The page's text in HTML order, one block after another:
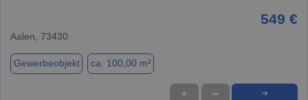
549 €
Aalen, 73430
Gewerbeobjekt ca. 100,00 m²
★ ➦ ➜